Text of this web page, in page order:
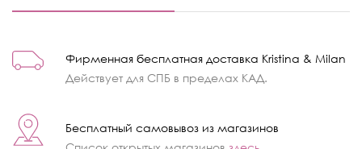
Фирменная бесплатная доставка Kristina & Milan
Действует для СПБ в пределах КАД.
Бесплатный самовывоз из магазинов